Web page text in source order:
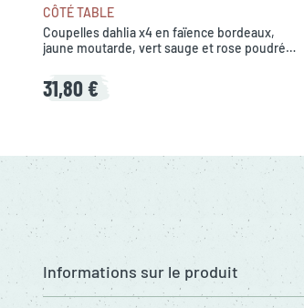
CÔTÉ TABLE
Coupelles dahlia x4 en faïence bordeaux,
jaune moutarde, vert sauge et rose poudré
31,80 €
Informations sur le produit